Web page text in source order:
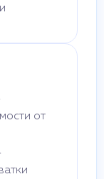
от